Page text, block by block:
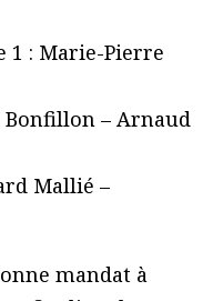
1 : Marie-Pierre
Bonfillon – Arnaud
Mallié –
mandat à